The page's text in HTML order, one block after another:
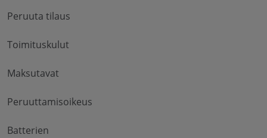
Peruuta tilaus
Toimituskulut
Maksutavat
Peruuttamisoikeus
Batterien